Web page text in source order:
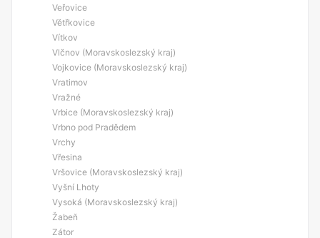
Veřovice
Větřkovice
Vítkov
Vlčnov (Moravskoslezský kraj)
Vojkovice (Moravskoslezský kraj)
Vratimov
Vražné
Vrbice (Moravskoslezský kraj)
Vrbno pod Pradědem
Vrchy
Vřesina
Vršovice (Moravskoslezský kraj)
Vyšní Lhoty
Vysoká (Moravskoslezský kraj)
Žabeň
Zátor